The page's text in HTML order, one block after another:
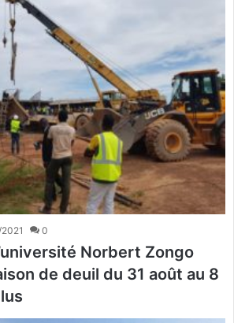
0
Norbert Zongo
de deuil du 31 août au 8